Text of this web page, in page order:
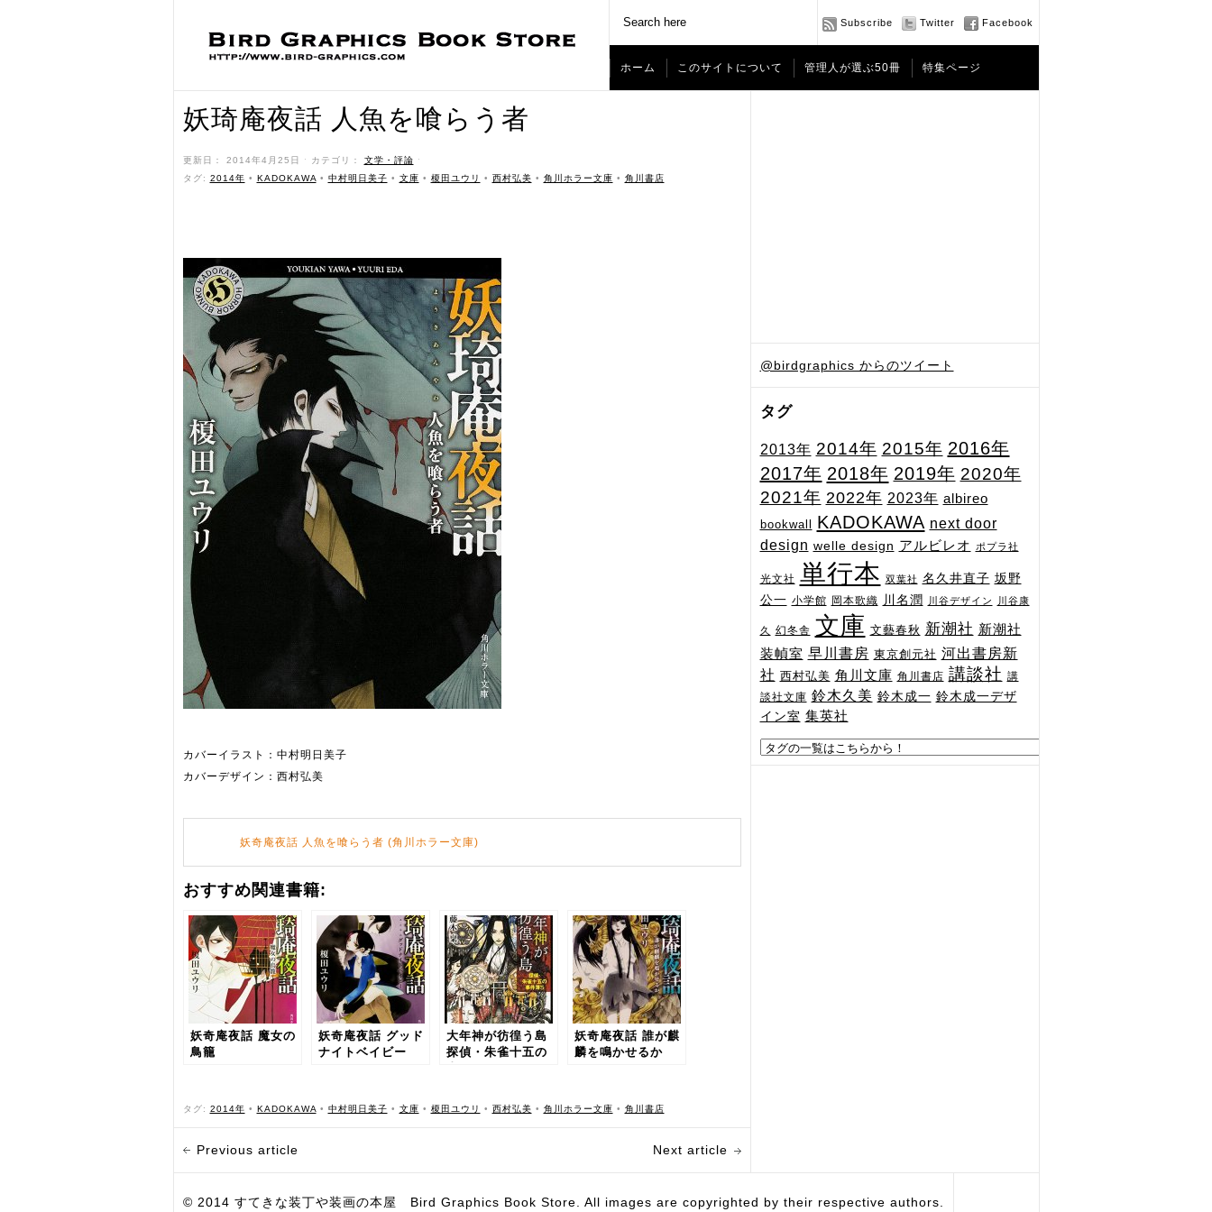
Subscribe Twitter Facebook
ホーム このサイトについて 管理人が選ぶ50冊 特集ページ
@birdgraphics からのツイート
タグ
2013年 2014年 2015年 2016年
2017年 2018年 2019年 2020年
2021年 2022年 2023年 albireo
bookwall KADOKAWA next door
design welle design アルビレオ ポプラ社
光文社 単行本 双葉社 名久井直子 坂野
公一 小学館 岡本歌織 川名潤 川谷デザイン 川谷康
久 幻冬舎 文庫 文藝春秋 新潮社 新潮社
装幀室 早川書房 東京創元社 河出書房新
社 西村弘美 角川文庫 角川書店 講談社 講
談社文庫 鈴木久美 鈴木成一 鈴木成一デザ
イン室 集英社
妖琦庵夜話 人魚を喰らう者
更新日： 2014年4月25日 ˑ カテゴリ： 文学・評論 ˑ
タグ: 2014年 • KADOKAWA • 中村明日美子 • 文庫 • 榎田ユウリ • 西村弘美 • 角川ホラー文庫 • 角川書店
カバーイラスト：中村明日美子
カバーデザイン：西村弘美
妖奇庵夜話 人魚を喰らう者 (角川ホラー文庫)
おすすめ関連書籍:
妖奇庵夜話 魔女の
鳥籠
妖奇庵夜話 グッド
ナイトベイビー
大年神が彷徨う島
探偵・朱雀十五の
妖奇庵夜話 誰が麒
麟を鳴かせるか
タグ: 2014年 • KADOKAWA • 中村明日美子 • 文庫 • 榎田ユウリ • 西村弘美 • 角川ホラー文庫 • 角川書店
Previous article Next article
© 2014 すてきな装丁や装画の本屋 Bird Graphics Book Store. All images are copyrighted by their respective authors.